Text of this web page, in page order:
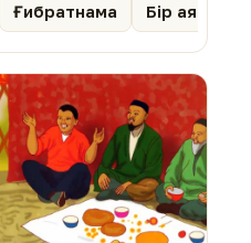
Ғибратнама Бір аят